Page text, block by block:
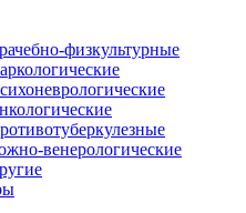
физкультурные
венерологические